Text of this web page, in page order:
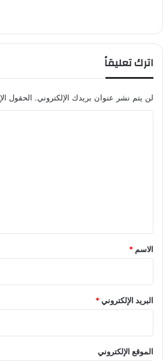
اترك تعليقاً
لن يتم نشر عنوان بريدك الإلكتروني. الحقول
*
الاسم *
البريد الإلكتروني*
الموقع الإلكتروني